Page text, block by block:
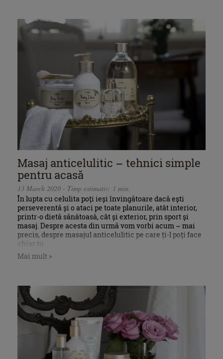
Masaj anticelulitic – tehnici simple
pentru acasă
13 March 2020 - Timp estimativ: 1 min.
În lupta cu celulita poți ieși învingătoare dacă ești
perseverentă și o ataci pe toate planurile, atât interior,
printr-o dietă sănătoasă, cât și exterior, prin sport și
masaj. Despre acesta din urmă vom vorbi acum – mai
precis, despre masajul anticelulitic pe care ți-l poți face
chiar tu.
Mai mult »